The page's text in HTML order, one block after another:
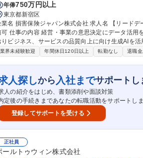
年俸750万円以上
東京都新宿区
損害保険ジャパン株式会社 求人名 【リードデータサイエンティスト】全社のデータ利活用を推進/在宅勤
を重視する当社において、テキストデータの重要度が増して
りビジネス、サービスの品質向上に向け生成AIを
業務例】・ビジネスサイドの課題に対して、デー
検証など、ビジネスプロセスにおいてデータドリ
決定に必要なインサイトの導出 募集職種 【リードデータサイエンティスト】全社のデータ利活用を推進/在宅
務可
業界未経験歓迎 年間休日120日以上 転勤なし 退職金
人探しから 入社までサポートし
人の紹介をはじめ、書類添削や面談対策
定後の手続きまであなたの転職活動をサポートしま
登録してサポートを受ける
正社員
ールトゥウィン株式会社